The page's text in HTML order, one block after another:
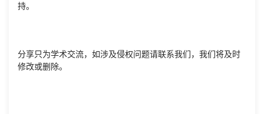
持。
分享只为学术交流，如涉及侵权问题请联系我们，我们将及时
修改或删除。